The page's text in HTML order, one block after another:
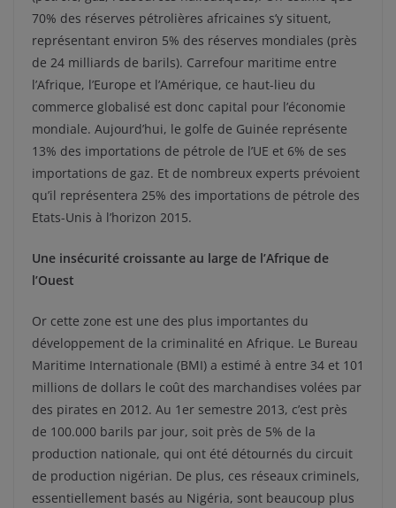
70% des réserves pétrolières africaines s’y situent,
représentant environ 5% des réserves mondiales (près
de 24 milliards de barils). Carrefour maritime entre
l’Afrique, l’Europe et l’Amérique, ce haut-lieu du
commerce globalisé est donc capital pour l’économie
mondiale. Aujourd’hui, le golfe de Guinée représente
13% des importations de pétrole de l’UE et 6% de ses
importations de gaz. Et de nombreux experts prévoient
qu’il représentera 25% des importations de pétrole des
Etats-Unis à l’horizon 2015.
Une insécurité croissante au large de l’Afrique de
l’Ouest
Or cette zone est une des plus importantes du
développement de la criminalité en Afrique. Le Bureau
Maritime Internationale (BMI) a estimé à entre 34 et 101
millions de dollars le coût des marchandises volées par
des pirates en 2012. Au 1er semestre 2013, c’est près
de 100.000 barils par jour, soit près de 5% de la
production nationale, qui ont été détournés du circuit
de production nigérian. De plus, ces réseaux criminels,
essentiellement basés au Nigéria, sont beaucoup plus